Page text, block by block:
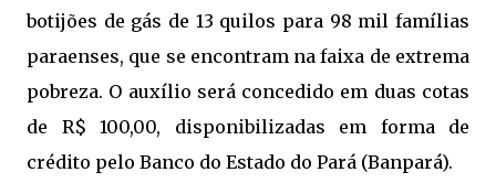
botijões de gás de 13 quilos para 98 mil famílias
paraenses, que se encontram na faixa de extrema
pobreza. O auxílio será concedido em duas cotas
de R$ 100,00, disponibilizadas em forma de
crédito pelo Banco do Estado do Pará (Banpará).